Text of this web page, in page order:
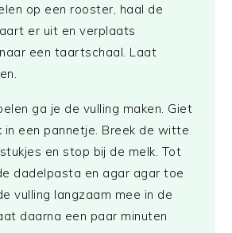
op een rooster, haal de
er uit en verplaats
een taartschaal. Laat
ga je de vulling maken. Giet
in een pannetje. Breek de witte
en stop bij de melk. Tot
dadelpasta en agar agar toe
vulling langzaam mee in de
daarna een paar minuten